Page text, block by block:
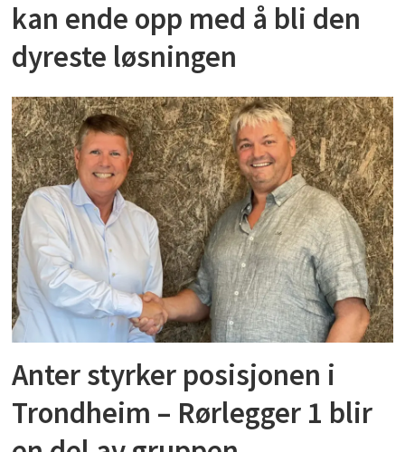
kan ende opp med å bli den
dyreste løsningen
Anter styrker posisjonen i
Trondheim – Rørlegger 1 blir